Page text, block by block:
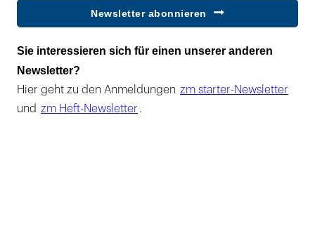
Newsletter abonnieren
Sie interessieren sich für einen unserer anderen
Newsletter?
Hier geht zu den Anmeldungen zm starter-Newsletter
und zm Heft-Newsletter .